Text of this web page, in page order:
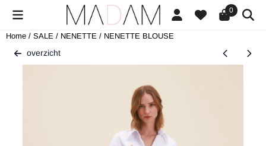
Cookievoorkeuren zijn beschikbaar. Kies instellingen of sta alle
0
Home / SALE / NENETTE / NENETTE BLOUSE
overzicht